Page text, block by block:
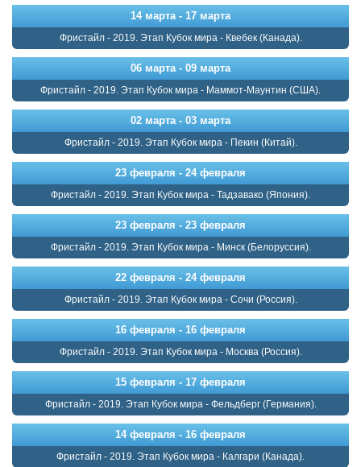
14 марта - 17 марта
Фристайл - 2019. Этап Кубок мира - Квебек (Канада).
06 марта - 09 марта
Фристайл - 2019. Этап Кубок мира - Маммот-Маунтин (США).
02 марта - 03 марта
Фристайл - 2019. Этап Кубок мира - Пекин (Китай).
23 февраля - 24 февраля
Фристайл - 2019. Этап Кубок мира - Тадзавако (Япония).
23 февраля - 23 февраля
Фристайл - 2019. Этап Кубок мира - Минск (Белоруссия).
22 февраля - 24 февраля
Фристайл - 2019. Этап Кубок мира - Сочи (Россия).
16 февраля - 16 февраля
Фристайл - 2019. Этап Кубок мира - Москва (Россия).
15 февраля - 17 февраля
Фристайл - 2019. Этап Кубок мира - Фельдберг (Германия).
14 февраля - 16 февраля
Фристайл - 2019. Этап Кубок мира - Калгари (Канада).